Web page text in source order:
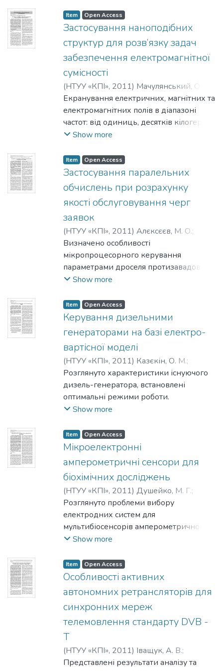
внутрішньою мережею. Розглянуто
принципи та розроблено критерії
функціонування віртуальних ринків
електроенергії.
Item Open Access
Застосування наноподібних
структур для розв’язку задач
забезпечення електромагнітної
сумісності
(НТУУ «КПІ», 2011) Мачулянський, О. В.
Родіонова, М. В.;Пілінський, В. В.;
Швайченко, В. Б.
Екранування електричних, магнітних та
електромагнітних полів в діапазоні
частот: від одиниць, десятків кілогерц,
до декількох десятків гігагерц. Описано
екранування наноструктурних
композитних матеріалів. Визначені
методи екранування на основі
відбивальних або поглинальних
нанокомпозитних структур для
застосування у протизавадових
фільтрах.
Show more
Item Open Access
Застосування паралельних
обчислень при розрахунку
якості обслуговування черг
заявок
(НТУУ «КПІ», 2011) Алєксєєв, М. О.;
Глоба, Л. С.; Єрмакова, К. О.
Визначено особливості
мікропроцесорного керування
параметрами дроселя протизавадового
фільтру. Розроблено протизавадовий
діапазоні 3..5 декад. Розроблені
програми для керування параметрами
дроселя за різними алгоритмами.
Show more
Item Open Access
Керування дизельними
генераторами на базі електро-
вартісної моделі
(НТУУ «КПІ», 2011) Казєкін, О. М.;
Пічкальов, Е. С.
Розглянуто характеристики існуючого
дизель-генератора, встановлені
оптимальні режими роботи.
Запропонована система роботи
Проведено моделювання роботи
декількох генераторів з розподіленням
потужності між ними.
Show more
Item Open Access
Мікроелектронні
амперометричні сенсори для
біохімічних досліджень
(НТУУ «КПІ», 2011) Душейко, М. Г.;
Максимчук, Н. В.;Ульянова, В. О.
Розглянуто проблеми вибору
електродних систем для
мультибіосенсорів амперометричного
типу. Розроблено конструкцію
електродних чіпів для мультисенсорної
електрохімічної комірки. Спрощено та
здешевлено технологію виготовлення
електродних чіпів одноразового
використання для амперметричних
перетворювачів біосенсорних систем.
Описано портативну біосенсорну
вимірювальну систему, до складу якої
входять розроблені амперометричні
Show more
Item Open Access
Особливості активних
автономних ретрансляторів для
синхронних мереж
телемовлення стандарту DVB -
T
(НТУУ «КПІ», 2011) Іващук, А. В.;
Наритник, Т. М.;Сахневич, О. І.;
Представлені результати аналізу та